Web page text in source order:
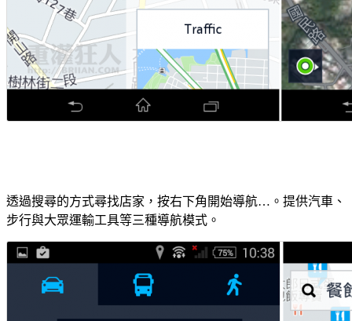
透過搜尋的方式尋找店家，按右下角開始導航…。提供汽車、
步行與大眾運輸工具等三種導航模式。